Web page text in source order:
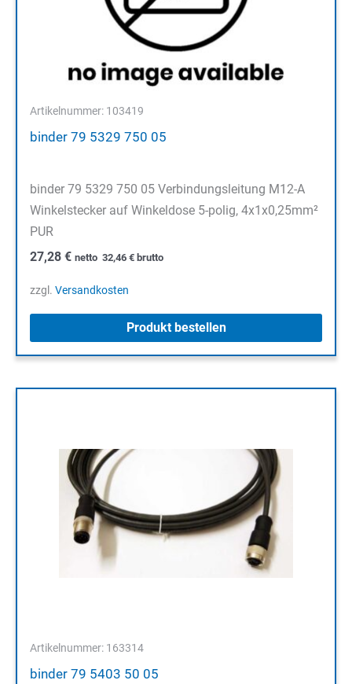
Artikelnummer: 103419
binder 79 5329 750 05
binder 79 5329 750 05 Verbindungsleitung M12-A
Winkelstecker auf Winkeldose 5-polig, 4x1x0,25mm²
PUR
27,28 € netto 32,46 € brutto
zzgl. Versandkosten
Produkt bestellen
Artikelnummer: 163314
binder 79 5403 50 05